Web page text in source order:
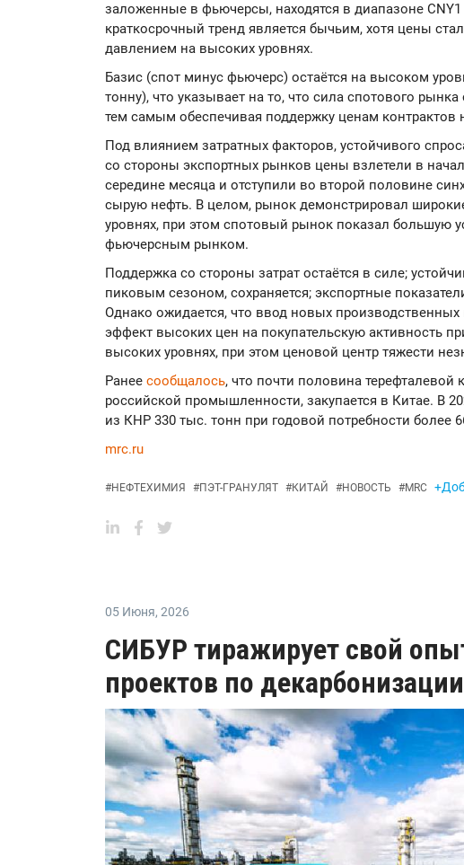
заложенные в фьючерсы, находятся в диапазоне CNY1
краткосрочный тренд является бычьим, хотя цены
давлением на высоких уровнях.
Базис (спот минус фьючерс) остаётся на высоком
тонну), что указывает на то, что сила спотового
тем самым обеспечивая поддержку ценам
Под влиянием затратных факторов, устойчивого
со стороны экспортных рынков цены взлетели в
середине месяца и отступили во второй половине
сырую нефть. В целом, рынок демонстрировал
уровнях, при этом спотовый рынок показал большую
фьючерсным рынком.
Поддержка со стороны затрат остаётся в силе;
пиковым сезоном, сохраняется; экспортные
Однако ожидается, что ввод новых
эффект высоких цен на покупательскую активность
высоких уровнях, при этом ценовой центр тяжести
Ранее сообщалось, что почти половина
российской промышленности, закупается в Китае. В
из КНР 330 тыс. тонн при годовой потребности более
mrc.ru
#НЕФТЕХИМИЯ #ПЭТ-ГРАНУЛЯТ #КИТАЙ #НОВОСТЬ #MRC
05 Июня, 2026
СИБУР тиражирует свой
проектов по